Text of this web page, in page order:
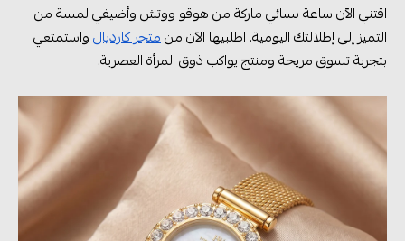
اقتني الآن ساعة نسائي ماركة من هوقو ووتش وأضيفي لمسة من
التميز إلى إطلالتك اليومية. اطلبيها الآن منمتجر كارديالواستمتعي
بتجربة تسوق مريحة ومنتج يواكب ذوق المرأة العصرية.